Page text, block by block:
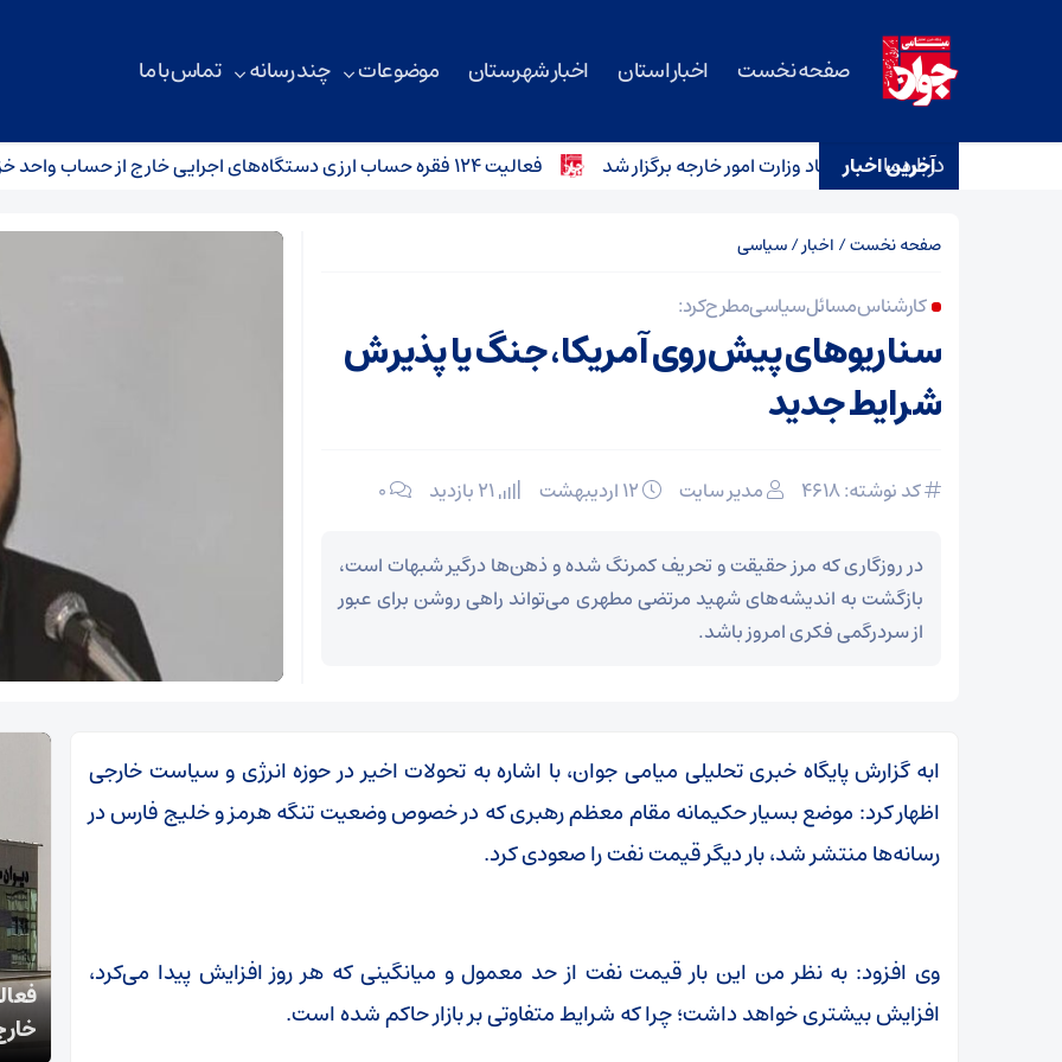
صفحه نخست اخبار استان اخبار شهرستان موضوعات چند رسانه تماس با ما
درباره ما
آخرین اخبار
و عاشورا در آینه اسناد وزارت امور خارجه برگزار شد فعالیت ۱۲۴ فقره حساب ارزی دستگاه‌های اجرایی خارج از حساب واحد خزانه
صفحه نخست/ اخبار/سیاسی
کارشناس مسائل سیاسی مطرح کرد:
سناریوهای پیش‌روی آمریکا، جنگ یا پذیرش
شرایط جدید
کد نوشته: 4618 مدیر سایت ۰
در روزگاری که مرز حقیقت و تحریف کمرنگ شده و ذهن‌ها درگیر شبهات است،
بازگشت به اندیشه‌های شهید مرتضی مطهری می‌تواند راهی روشن برای عبور
از سردرگمی فکری امروز باشد.
ابه گزارش پایگاه خبری تحلیلی میامی جوان، با اشاره به تحولات اخیر در حوزه انرژی و سیاست خارجی
اظهار کرد: موضع بسیار حکیمانه مقام معظم رهبری که در خصوص وضعیت تنگه هرمز و خلیج فارس در
رسانه‌ها منتشر شد، بار دیگر قیمت نفت را صعودی کرد.
وی افزود: به نظر من این بار قیمت نفت از حد معمول و میانگینی که هر روز افزایش پیدا می‌کرد،
افزایش بیشتری خواهد داشت؛ چرا که شرایط متفاوتی بر بازار حاکم شده است.
پزشکیان: خدمت بی‌منت و مشارکت مردمی، پایه حل
مشکلات کشور است
افتتاحیه رویداد محرم و عاشورا در آینه اسناد وزارت
امور خارجه برگزار شد